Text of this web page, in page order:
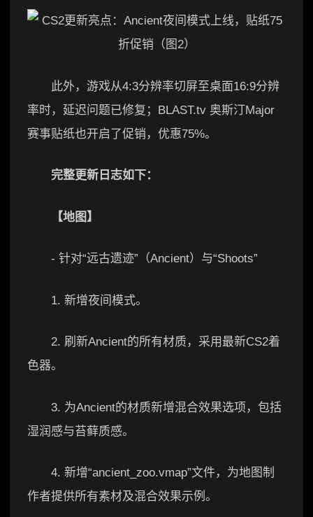
此外，游戏从4:3分辨率切屏至桌面16:9分辨
率时，延迟问题已修复；BLAST.tv 奥斯汀Major
赛事贴纸也开启了促销，优惠75%。
完整更新日志如下：
【地图】
- 针对“远古遗迹”（Ancient）与“Shoots”
1. 新增夜间模式。
2. 刷新Ancient的所有材质，采用最新CS2着
色器。
3. 为Ancient的材质新增混合效果选项，包括
湿润感与苔藓质感。
4. 新增“ancient_zoo.vmap”文件，为地图制
作者提供所有素材及混合效果示例。